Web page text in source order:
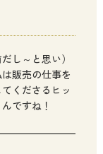
し～と思い）
販売の仕事を
くださるヒッ
ですね！